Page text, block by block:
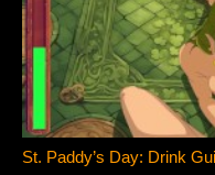
St. Paddy’s Day: Drink